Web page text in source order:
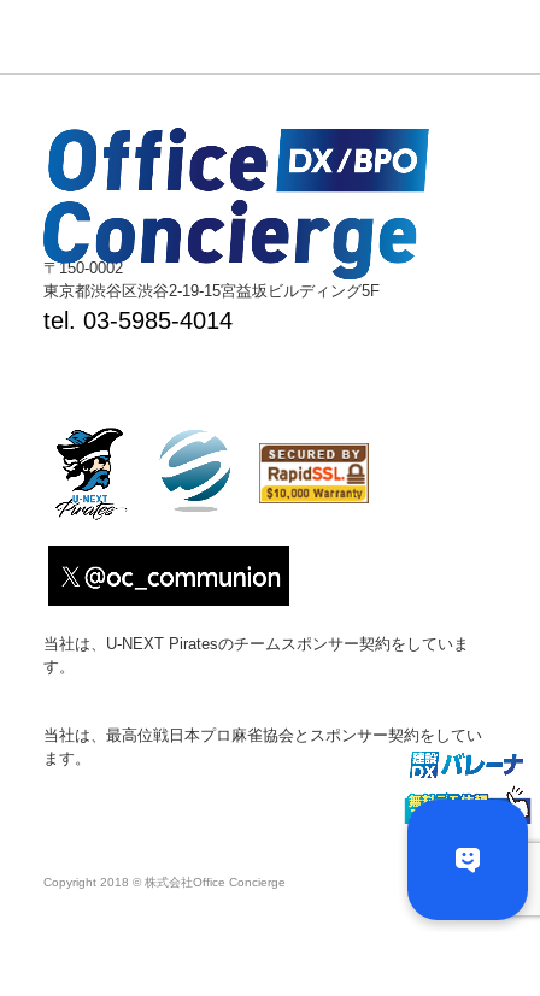
〒150-0002
東京都渋谷区渋谷2-19-15宮益坂ビルディング5F
tel. 03-5985-4014
当社は、U-NEXT Piratesのチームスポンサー契約をしていま
す。
当社は、最高位戦日本プロ麻雀協会とスポンサー契約をしてい
ます。
Copyright 2018 © 株式会社Office Concierge